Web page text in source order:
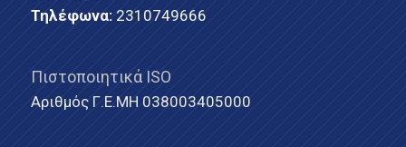
Τηλέφωνα: 2310749666
Πιστοποιητικά ISO
Αριθμός Γ.Ε.ΜΗ 038003405000